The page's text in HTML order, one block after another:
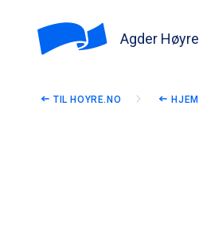
Agder Høyre
TIL HOYRE.NO HJEM